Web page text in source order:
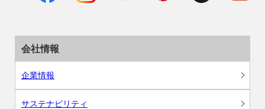
会社情報
企業情報
サステナビリティ